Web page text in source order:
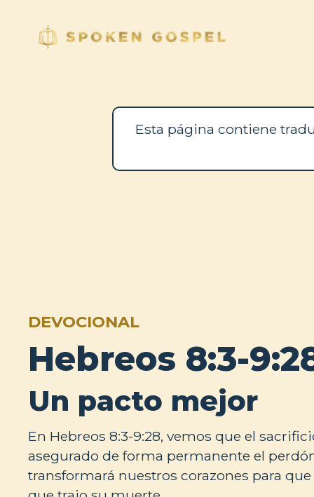
Esta página contiene
DEVOCIONAL
Hebreos 8:3-
Un pacto mejor
En Hebreos 8:3-9:28, vemos que el
asegurado de forma permanente el
transformará nuestros corazones para